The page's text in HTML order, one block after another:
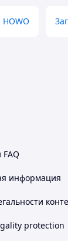
информация
protection